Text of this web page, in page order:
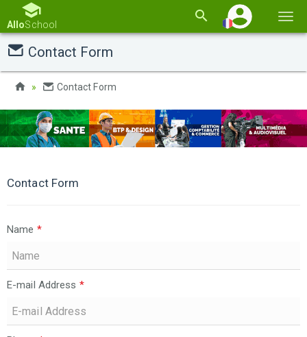
la
AlloSchool
Contact Form
Contact Form
Contact Form
Name *
E-mail Address *